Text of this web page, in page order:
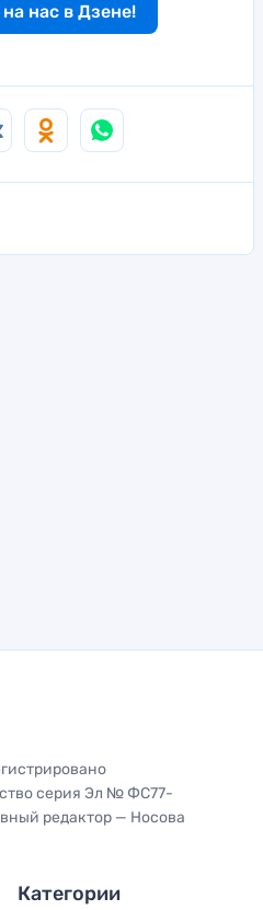
нас в Дзене!
серия Эл № ФС77-
редактор — Носова
Категории